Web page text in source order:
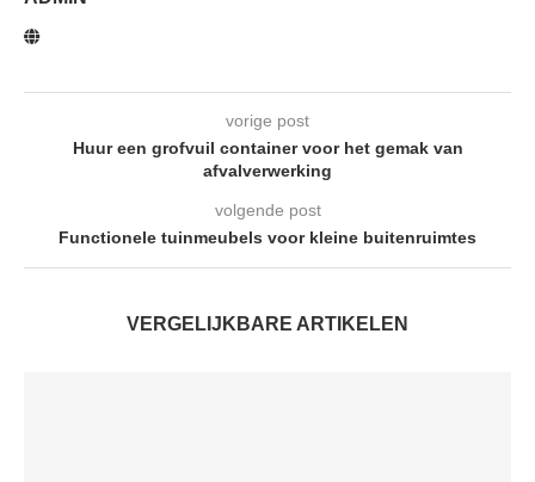
vorige post
Huur een grofvuil container voor het gemak van
afvalverwerking
volgende post
Functionele tuinmeubels voor kleine buitenruimtes
VERGELIJKBARE ARTIKELEN